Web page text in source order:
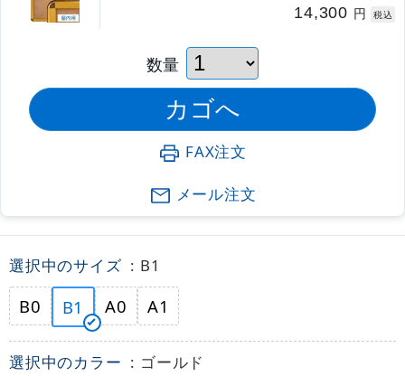
14,300 円 税込
数量
FAX注文
メール注文
選択中のサイズ : B1
B0 B1 A0 A1
選択中のカラー : ゴールド